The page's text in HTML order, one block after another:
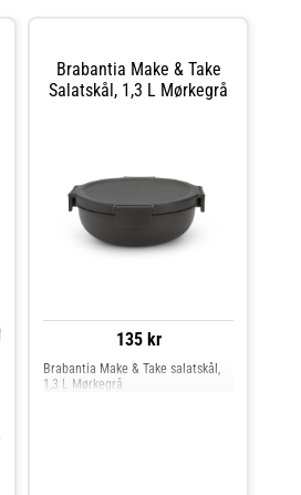
Brabantia Make & Take
Salatskål, 1,3 L Mørkegrå
135 kr
Brabantia Make & Take salatskål,
1,3 L Mørkegrå